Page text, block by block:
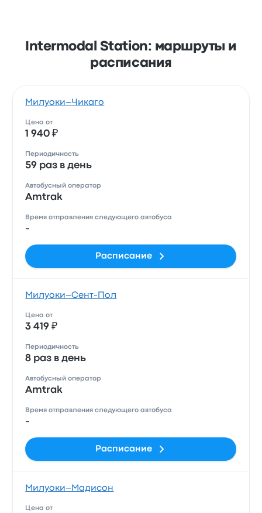
Intermodal Station: маршруты и
расписания
Милуоки–Чикаго
Цена от
1 940 ₽
Периодичность
59 раз в день
Автобусный оператор
Amtrak
Время отправления следующего автобуса
-
Расписание
Милуоки–Сент-Пол
Цена от
3 419 ₽
Периодичность
8 раз в день
Автобусный оператор
Amtrak
Время отправления следующего автобуса
-
Расписание
Милуоки–Мадисон
Цена от